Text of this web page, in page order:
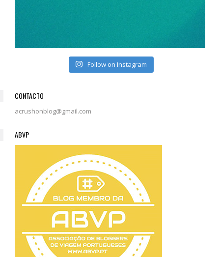
Follow on Instagram
CONTACTO
acrushonblog@gmail.com
ABVP